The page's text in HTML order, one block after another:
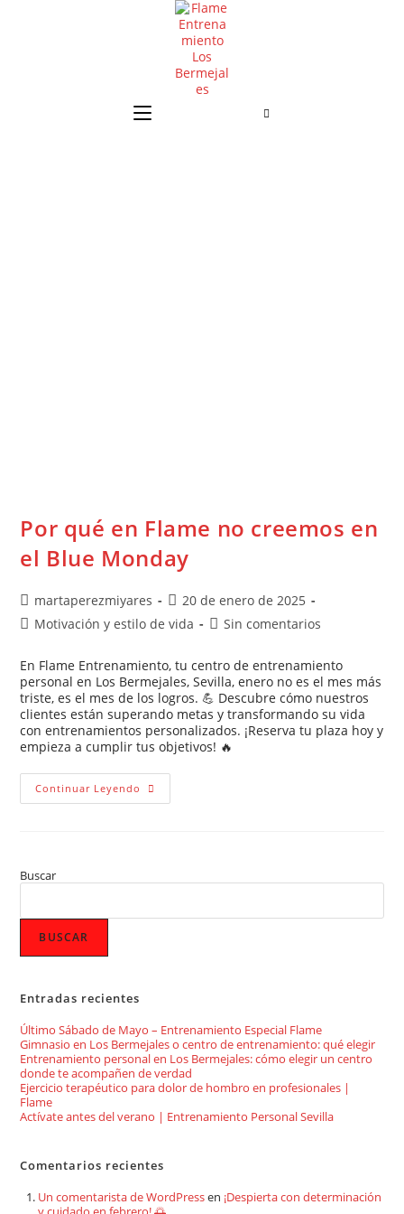
Por qué en Flame no creemos en
el Blue Monday
martaperezmiyares
20 de enero de 2025
Motivación y estilo de vida
Sin comentarios
En Flame Entrenamiento, tu centro de entrenamiento
personal en Los Bermejales, Sevilla, enero no es el mes más
triste, es el mes de los logros. 💪 Descubre cómo nuestros
clientes están superando metas y transformando su vida
con entrenamientos personalizados. ¡Reserva tu plaza hoy y
empieza a cumplir tus objetivos! 🔥
Continuar Leyendo
Buscar
BUSCAR
Entradas recientes
Último Sábado de Mayo – Entrenamiento Especial Flame
Gimnasio en Los Bermejales o centro de entrenamiento: qué elegir
Entrenamiento personal en Los Bermejales: cómo elegir un centro
donde te acompañen de verdad
Ejercicio terapéutico para dolor de hombro en profesionales |
Flame
Actívate antes del verano | Entrenamiento Personal Sevilla
Comentarios recientes
Un comentarista de WordPressen ¡Despierta con determinación